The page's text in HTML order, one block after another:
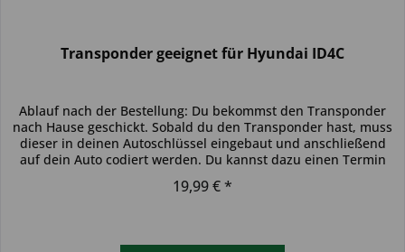
Transponder geeignet für Hyundai ID4C
Ablauf nach der Bestellung: Du bekommst den Transponder
nach Hause geschickt. Sobald du den Transponder hast, muss
dieser in deinen Autoschlüssel eingebaut und anschließend
auf dein Auto codiert werden. Du kannst dazu einen Termin
19,99 € *